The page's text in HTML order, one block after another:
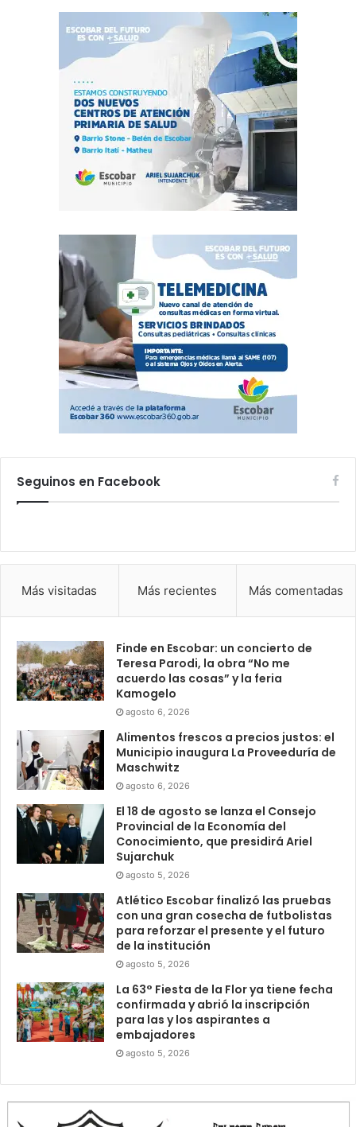
Seguinos en Facebook
Más visitadas Más recientes Más comentadas
Finde en Escobar: un concierto de
Teresa Parodi, la obra “No me
acuerdo las cosas” y la feria
Kamogelo
agosto 6, 2026
Alimentos frescos a precios justos: el
Municipio inaugura La Proveeduría de
Maschwitz
agosto 6, 2026
El 18 de agosto se lanza el Consejo
Provincial de la Economía del
Conocimiento, que presidirá Ariel
Sujarchuk
agosto 5, 2026
Atlético Escobar finalizó las pruebas
con una gran cosecha de futbolistas
para reforzar el presente y el futuro
de la institución
agosto 5, 2026
La 63° Fiesta de la Flor ya tiene fecha
confirmada y abrió la inscripción
para las y los aspirantes a
embajadores
agosto 5, 2026